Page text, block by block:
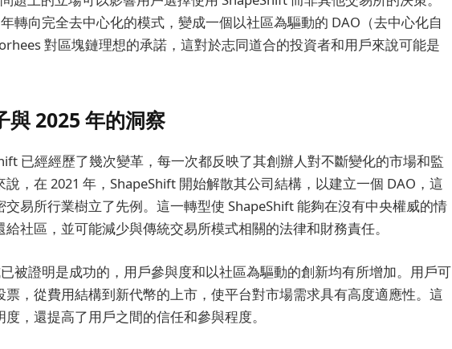
轉向完全去中心化的模式，變成一個以社區為驅動的 DAO（去中心化自
對區塊鏈理想的承諾，這對於志同道合的投資者和用戶來說可能是
與 2025 年的洞察
已經經歷了幾次變革，每一次都反映了其創辦人對不斷變化的市場和監
，在 2021 年，ShapeShift 開始解散其公司結構，以建立一個 DAO，這
易所行業樹立了先例。這一轉型使 ShapeShift 能夠在沒有中央權威的情
社區，並可能減少與傳統交易所模式相關的法律和財務責任。
被證明是成功的，用戶參與度和以社區為驅動的創新均有所增加。用戶可
票，從費用結構到新代幣的上市，使平台對市場需求具有高度適應性。這
，還提高了用戶之間的信任和參與程度。